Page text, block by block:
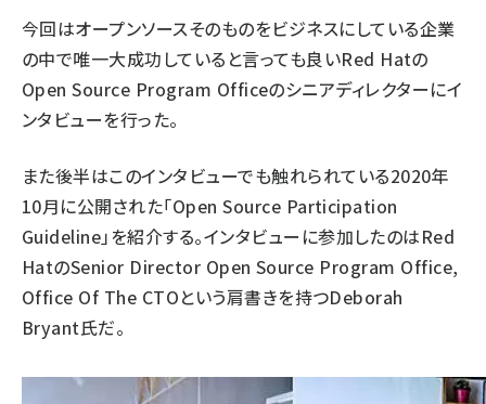
今回はオープンソースそのものをビジネスにしている企業
の中で唯一大成功していると言っても良いRed Hatの
Open Source Program Officeのシニアディレクターにイ
ンタビューを行った。
また後半はこのインタビューでも触れられている2020年
10月に公開された「Open Source Participation
Guideline」を紹介する。インタビューに参加したのはRed
HatのSenior Director Open Source Program Office,
Office Of The CTOという肩書きを持つDeborah
Bryant氏だ。